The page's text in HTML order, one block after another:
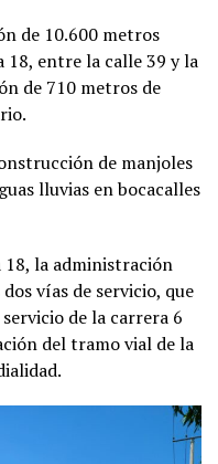
de 10.600 metros
18, entre la calle 39 y la
de 710 metros de
de manjoles
lluvias en bocacalles
18, la administración
vías de servicio, que
de la carrera 6
del tramo vial de la